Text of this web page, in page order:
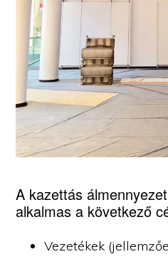
A kazettás
alkalmas a következő
Vezetékek